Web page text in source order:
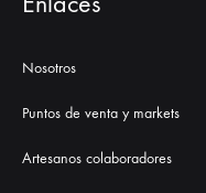
Nosotros
Puntos de venta y markets
Artesanos colaboradores